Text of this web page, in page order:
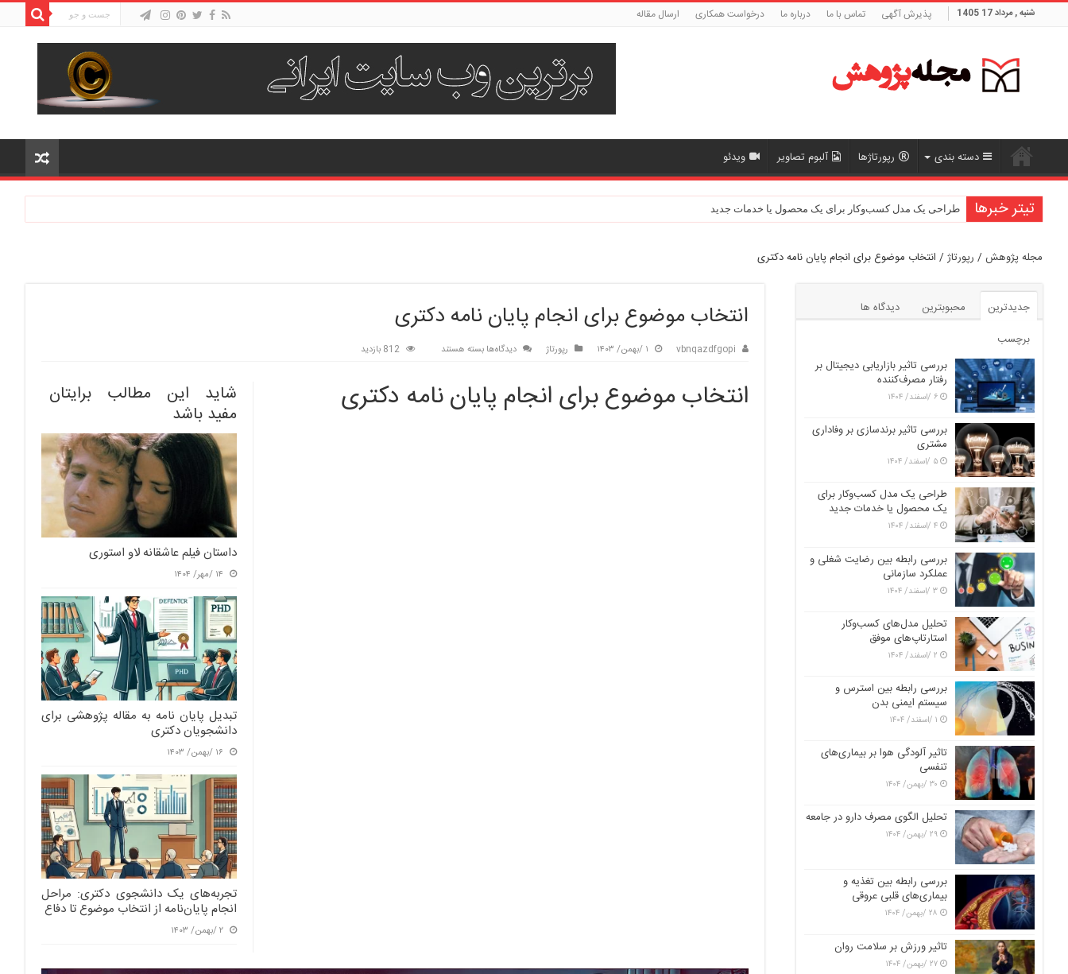
شنبه , مرداد 17 1405 پذیرش آگهی تماس با ما درباره ما درخواست همکاری ارسال مقاله
دسته بندی رپورتاژها آلبوم تصاویر ویدئو
تیتر خبرها طراحی یک مدل کسب‌وکار برای یک محصول یا خدمات جدید
بررسی رابطه بین رضایت شغلی و عملکرد سازمانی
مجله پژوهش/ رپورتاژ/ انتخاب موضوع برای انجام پایان نامه دکتری
انتخاب موضوع برای انجام پایان نامه دکتری
vbnqazdfgopi ۱ /بهمن/ ۱۴۰۳ رپورتاژ دیدگاه‌ها برای
برای
انجام
بسته هستند 812 بازدید
شاید این مطالب برایتان
مفید باشد
داستان فیلم عاشقانه لاو استوری
۱۴ /مهر/ ۱۴۰۴
تبدیل پایان نامه به مقاله پژوهشی برای
دانشجویان دکتری
۱۶ /بهمن/ ۱۴۰۳
تجربه‌های یک دانشجوی دکتری: مراحل
انجام پایان‌نامه از انتخاب موضوع تا دفاع
۲ /بهمن/ ۱۴۰۳
انتخاب موضوع برای انجام پایان نامه دکتری
جدیدترین محبوبترین
دیدگاه ها
برچسب
بررسی تاثیر بازاریابی دیجیتال بر
رفتار مصرف‌کننده
۶ /اسفند/ ۱۴۰۴
بررسی تاثیر برندسازی بر وفاداری
مشتری
۵ /اسفند/ ۱۴۰۴
طراحی یک مدل کسب‌وکار برای
یک محصول یا خدمات جدید
۴ /اسفند/ ۱۴۰۴
بررسی رابطه بین رضایت شغلی و
عملکرد سازمانی
۳ /اسفند/ ۱۴۰۴
تحلیل مدل‌های کسب‌وکار
استارتاپ‌های موفق
۲ /اسفند/ ۱۴۰۴
بررسی رابطه بین استرس و
سیستم ایمنی بدن
۱ /اسفند/ ۱۴۰۴
تاثیر آلودگی هوا بر بیماری‌های
تنفسی
۳۰ /بهمن/ ۱۴۰۴
تحلیل الگوی مصرف دارو در جامعه
۲۹ /بهمن/ ۱۴۰۴
بررسی رابطه بین تغذیه و
بیماری‌های قلبی عروقی
۲۸ /بهمن/ ۱۴۰۴
تاثیر ورزش بر سلامت روان
۲۷ /بهمن/ ۱۴۰۴